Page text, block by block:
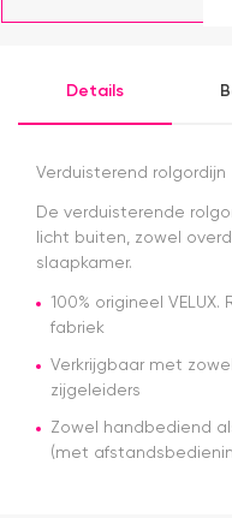
Details
Verduisterend rolgordijn
De verduisterende
licht buiten, zowel
slaapkamer.
100% origineel
fabriek
Verkrijgbaar met
zijgeleiders
Zowel handbediend
(met